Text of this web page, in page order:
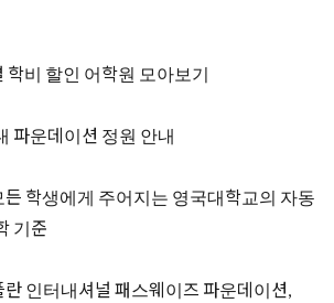
학비 할인 어학원 모아보기
파운데이션 정원 안내
든 학생에게 주어지는 영국대학교의 자동
기준
인터내셔널 패스웨이즈 파운데이션,